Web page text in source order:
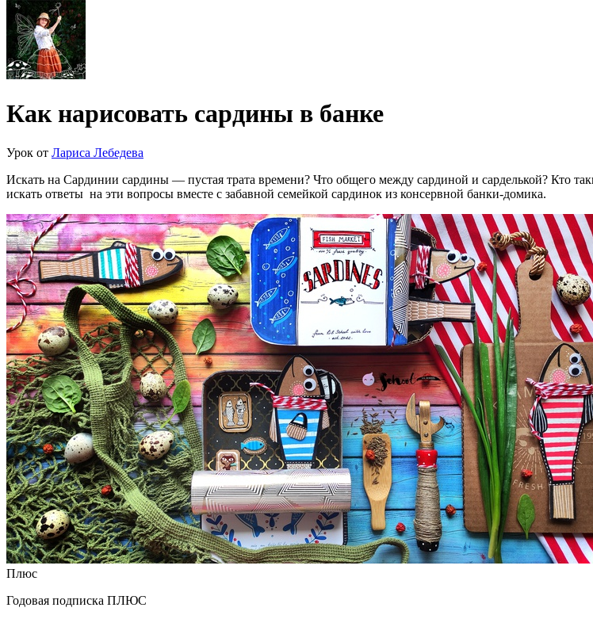
Как нарисовать сардины в банке
Урок от Лариса Лебедева
Искать на Сардинии сардины — пустая трата времени? Что общего между сардиной и сарделькой? Кто
искать ответы на эти вопросы вместе с забавной семейкой сардинок из консервной банки-домика.
Плюс
Годовая подписка ПЛЮС